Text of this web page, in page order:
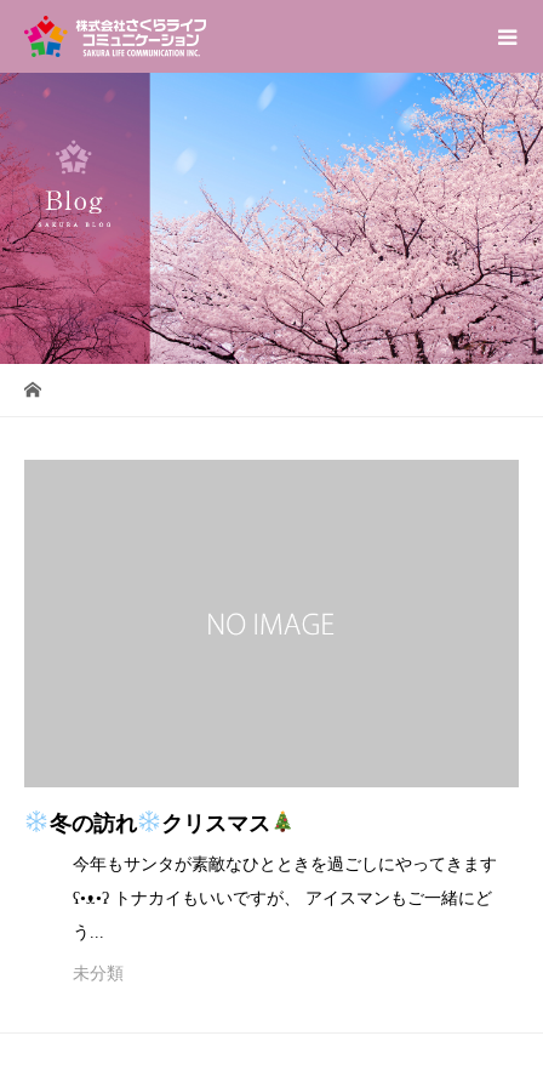
冬の訪れ クリスマス
今年もサンタが素敵なひとときを過ごしにやってきます
ʕ•ᴥ•ʔ トナカイもいいですが、 アイスマンもご一緒にど
う...
未分類